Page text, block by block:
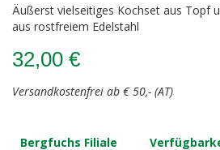
Äußerst vielseitiges Kochset aus Topf
aus rostfreiem Edelstahl
32,00 €
Versandkostenfrei ab € 50,- (AT)
Bergfuchs Filiale